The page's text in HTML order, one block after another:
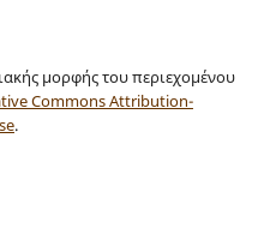
μορφής του περιεχομένου
Commons Attribution-
.